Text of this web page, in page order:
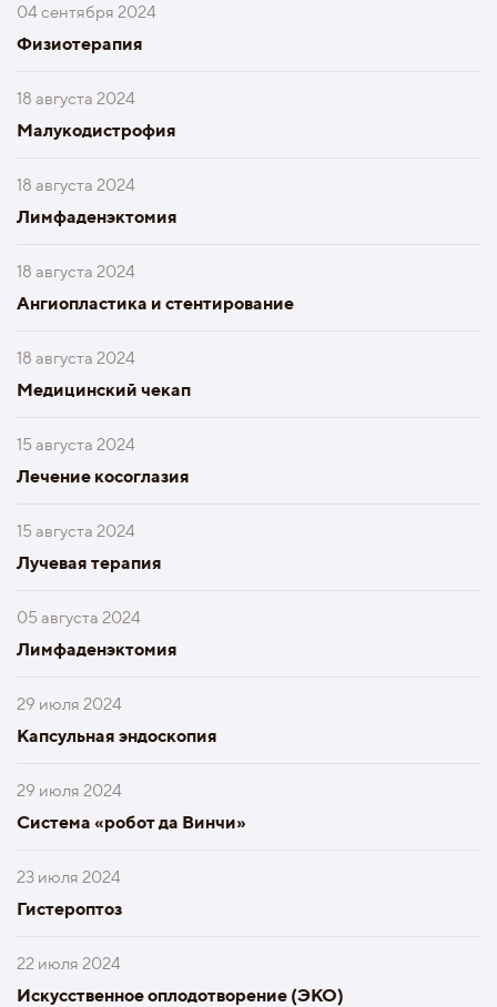
04 сентября 2024
Физиотерапия
18 августа 2024
Малукодистрофия
18 августа 2024
Лимфаденэктомия
18 августа 2024
Ангиопластика и стентирование
18 августа 2024
Медицинский чекап
15 августа 2024
Лечение косоглазия
15 августа 2024
Лучевая терапия
05 августа 2024
Лимфаденэктомия
29 июля 2024
Капсульная эндоскопия
29 июля 2024
Система «робот да Винчи»
23 июля 2024
Гистероптоз
22 июля 2024
Искусственное оплодотворение (ЭКО)